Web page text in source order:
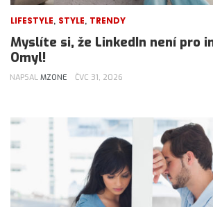
LIFESTYLE, STYLE, TRENDY
Myslíte si, že LinkedIn není pro
Omyl!
NAPSAL MZONE ČVC 31, 2026